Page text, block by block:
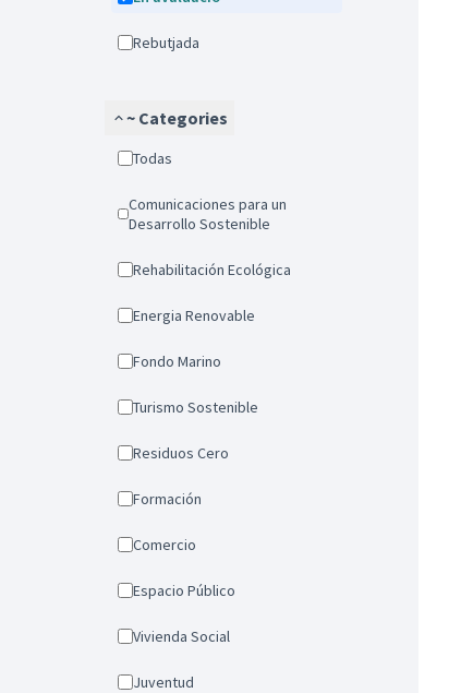
Rebutjada
~ Categories
Todas
Comunicaciones para un
Desarrollo Sostenible
Rehabilitación Ecológica
Energia Renovable
Fondo Marino
Turismo Sostenible
Residuos Cero
Formación
Comercio
Espacio Público
Vivienda Social
Juventud